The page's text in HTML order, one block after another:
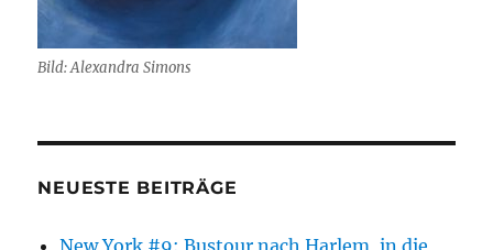
Bild: Alexandra Simons
NEUESTE BEITRÄGE